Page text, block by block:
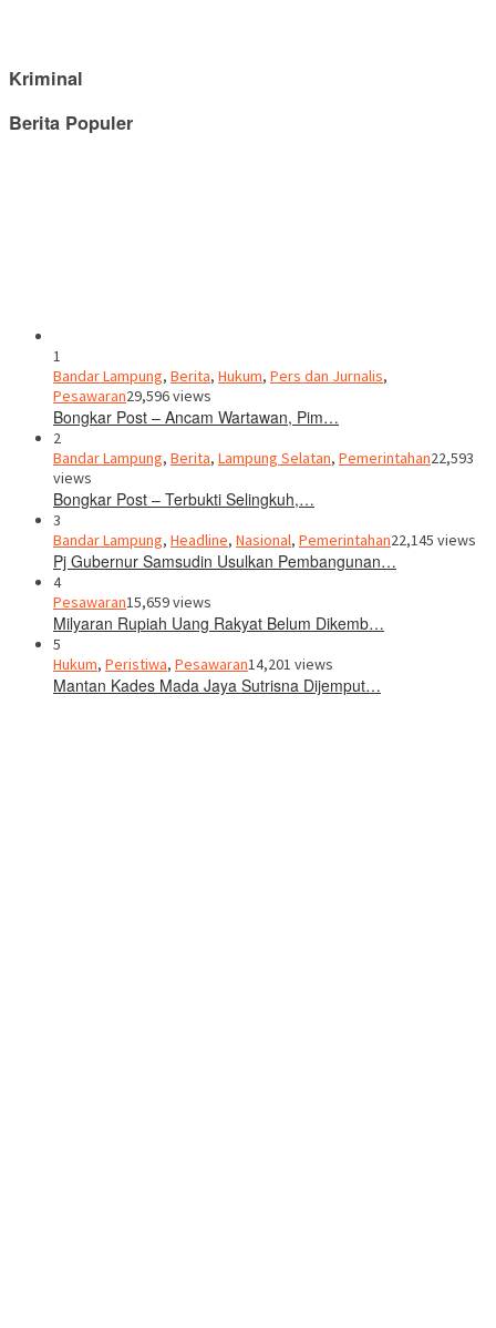
Kriminal
Berita Populer
1
Bandar Lampung, Berita, Hukum, Pers dan Jurnalis,
Pesawaran29,596 views
Bongkar Post – Ancam Wartawan, Pim…
2
Bandar Lampung, Berita, Lampung Selatan, Pemerintahan22,593
views
Bongkar Post – Terbukti Selingkuh,…
3
Bandar Lampung, Headline, Nasional, Pemerintahan22,145 views
Pj Gubernur Samsudin Usulkan Pembangunan…
4
Pesawaran15,659 views
Milyaran Rupiah Uang Rakyat Belum Dikemb…
5
Hukum, Peristiwa, Pesawaran14,201 views
Mantan Kades Mada Jaya Sutrisna Dijemput…